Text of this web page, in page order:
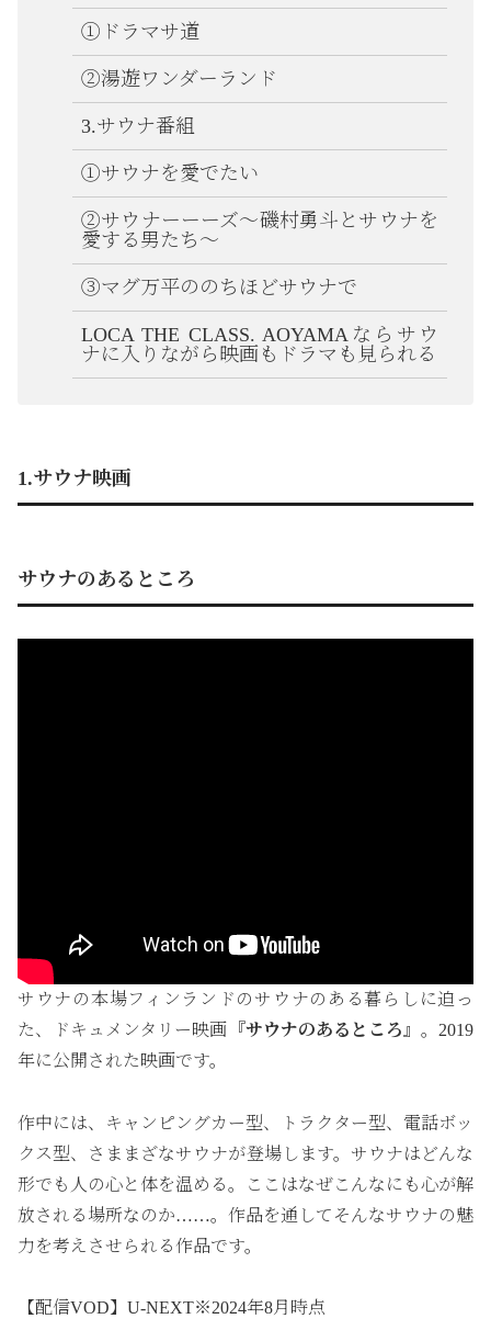
①ドラマサ道
②湯遊ワンダーランド
3.サウナ番組
①サウナを愛でたい
②サウナーーーズ～磯村勇斗とサウナを
愛する男たち～
③マグ万平ののちほどサウナで
LOCA THE CLASS. AOYAMAならサウ
ナに入りながら映画もドラマも見られる
1.サウナ映画
サウナのあるところ
サウナの本場フィンランドのサウナのある暮らしに迫っ
た、ドキュメンタリー映画 『サウナのあるところ 』 。2019
年に公開された映画です。
作中には、キャンピングカー型、トラクター型、電話ボッ
クス型、さままざなサウナが登場します。サウナはどんな
形でも人の心と体を温める。ここはなぜこんなにも心が解
放される場所なのか……。作品を通してそんなサウナの魅
力を考えさせられる作品です。
【配信VOD】U-NEXT※2024年8月時点